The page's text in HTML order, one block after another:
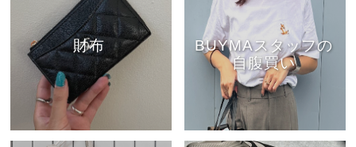
財布
BUYMAスタッフの
自腹買い